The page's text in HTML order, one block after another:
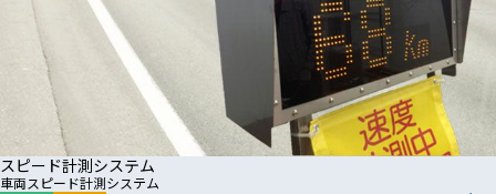
スピード計測システム
車両スピード計測システム